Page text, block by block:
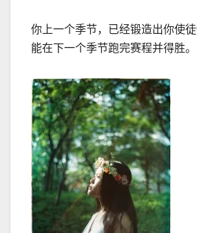
你上一个季节，已经锻造出你使
能在下一个季节跑完赛程并得胜。